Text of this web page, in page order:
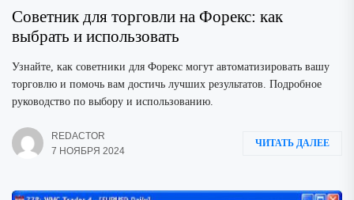
Советник для торговли на Форекс: как
выбрать и использовать
Узнайте, как советники для Форекс могут автоматизировать вашу
торговлю и помочь вам достичь лучших результатов. Подробное
руководство по выбору и использованию.
REDACTOR
7 НОЯБРЯ 2024
ЧИТАТЬ ДАЛЕЕ